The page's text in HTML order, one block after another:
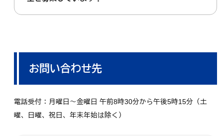
お問い合わせ先
電話受付：月曜日～金曜日 午前8時30分から午後5時15分（土
曜、日曜、祝日、年末年始は除く）